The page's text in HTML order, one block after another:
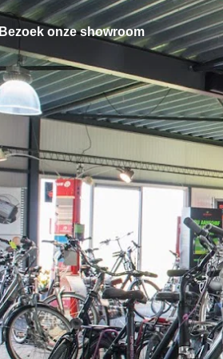
Bezoek onze showroom